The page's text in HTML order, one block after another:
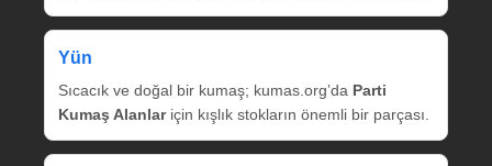
Yün
Sıcacık ve doğal bir kumaş; kumas.org’da Parti
Kumaş Alanlariçin kışlık stokların önemli bir parçası.